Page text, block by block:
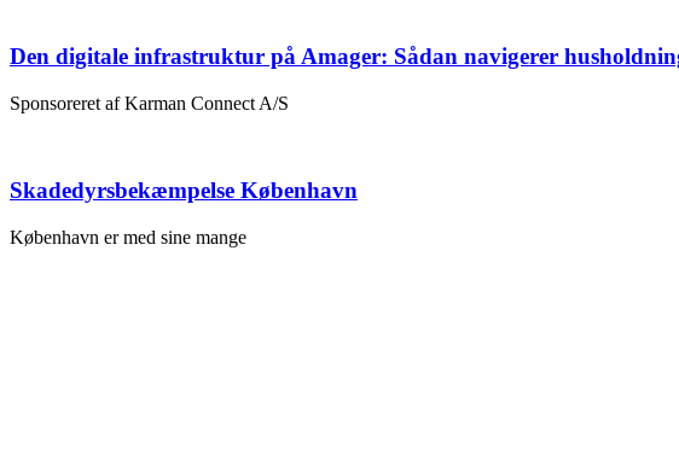
Den digitale infrastruktur på Amager: Sådan navigerer
Sponsoreret af Karman Connect A/S
Skadedyrsbekæmpelse København
København er med sine mange